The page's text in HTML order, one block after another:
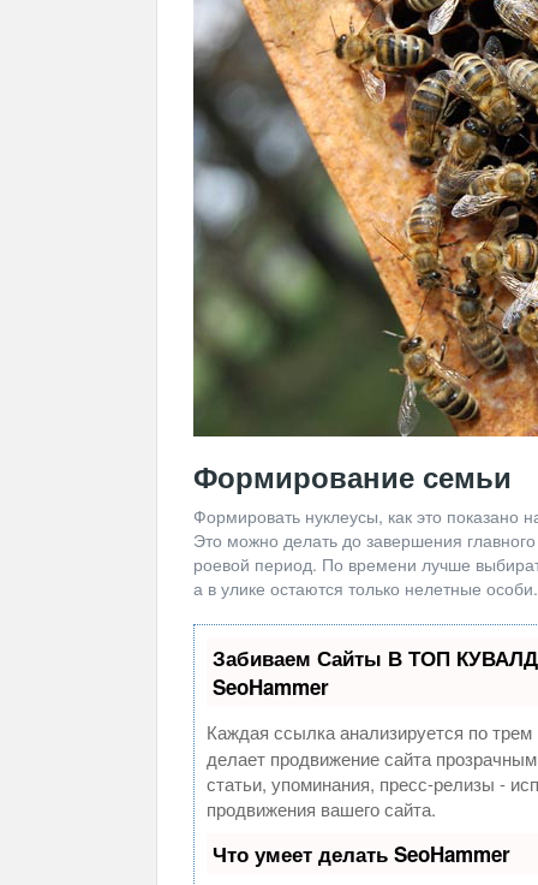
Формирование семьи
Формировать нуклеусы, как это показано
Это можно делать до завершения
роевой период. По времени лучше
а в улике остаются только нелетные особи.
Забиваем Сайты В ТОП
SeoHammer
Каждая ссылка анализируется по
делает продвижение сайта
статьи, упоминания, пресс-релизы -
продвижения вашего сайта.
Что умеет делать SeoHammer